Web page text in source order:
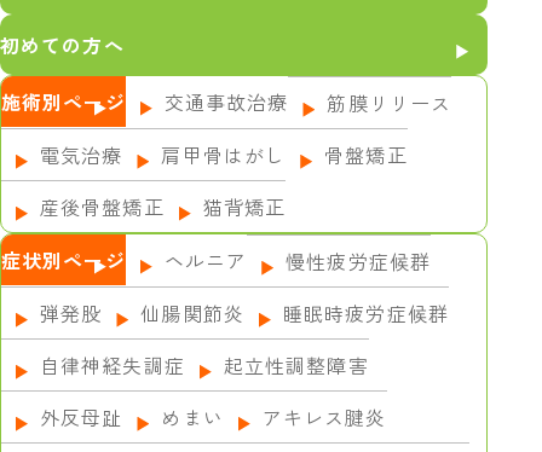
初めての方へ
施術別ページ
交通事故治療
筋膜リリース
電気治療
肩甲骨はがし
骨盤矯正
産後骨盤矯正
猫背矯正
症状別ページ
ヘルニア
慢性疲労症候群
弾発股
仙腸関節炎
睡眠時疲労症候群
自律神経失調症
起立性調整障害
外反母趾
めまい
アキレス腱炎